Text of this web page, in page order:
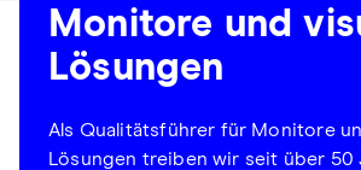
Monitore und
Lösungen
Als Qualitätsführer für Monitore
Lösungen treiben wir seit über 50